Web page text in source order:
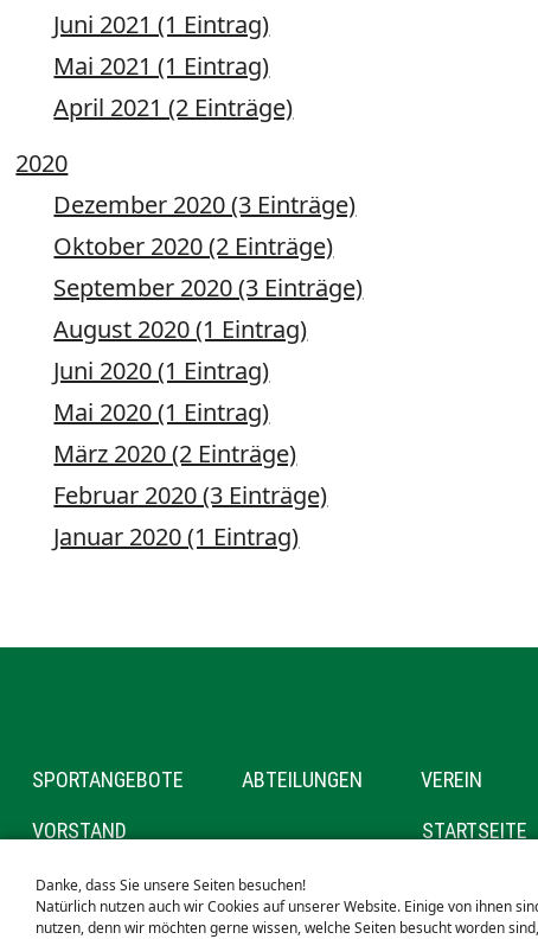
Juni 2021 (1 Eintrag)
Mai 2021 (1 Eintrag)
April 2021 (2 Einträge)
2020
Dezember 2020 (3 Einträge)
Oktober 2020 (2 Einträge)
September 2020 (3 Einträge)
August 2020 (1 Eintrag)
Juni 2020 (1 Eintrag)
Mai 2020 (1 Eintrag)
März 2020 (2 Einträge)
Februar 2020 (3 Einträge)
Januar 2020 (1 Eintrag)
NAVIGATION
SPORTANGEBOTE ABTEILUNGEN VEREIN
NAVIGATION
VORSTAND
SPONSOREN
NAVIGATION
STARTSEITE
Danke, dass Sie unsere Seiten besuchen!
Natürlich nutzen auch wir Cookies auf unserer Website. Einige von ihnen
nutzen, denn wir möchten gerne wissen, welche Seiten besucht worden